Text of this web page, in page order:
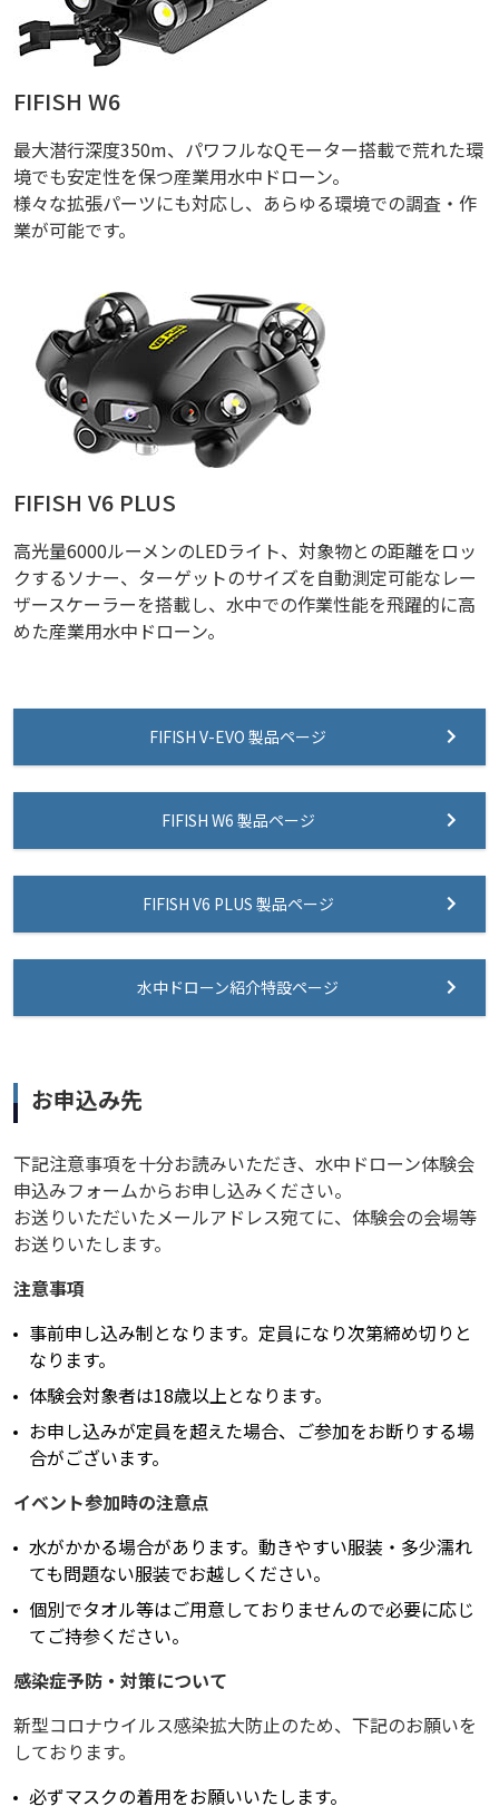
FIFISH W6
最大潜行深度350m、パワフルなQモーター搭載で荒れた環
境でも安定性を保つ産業用水中ドローン。
様々な拡張パーツにも対応し、あらゆる環境での調査・作
業が可能です。
FIFISH V6 PLUS
高光量6000ルーメンのLEDライト、対象物との距離をロッ
クするソナー、ターゲットのサイズを自動測定可能なレー
ザースケーラーを搭載し、水中での作業性能を飛躍的に高
めた産業用水中ドローン。
FIFISH V-EVO 製品ページ
FIFISH W6 製品ページ
FIFISH V6 PLUS 製品ページ
水中ドローン紹介特設ページ
お申込み先
下記注意事項を十分お読みいただき、水中ドローン体験会
申込みフォームからお申し込みください。
お送りいただいたメールアドレス宛てに、体験会の会場等
お送りいたします。
注意事項
事前申し込み制となります。定員になり次第締め切りと
なります。
体験会対象者は18歳以上となります。
お申し込みが定員を超えた場合、ご参加をお断りする場
合がございます。
イベント参加時の注意点
水がかかる場合があります。動きやすい服装・多少濡れ
ても問題ない服装でお越しください。
個別でタオル等はご用意しておりませんので必要に応じ
てご持参ください。
感染症予防・対策について
新型コロナウイルス感染拡大防止のため、下記のお願いを
しております。
必ずマスクの着用をお願いいたします。